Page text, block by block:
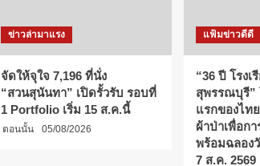
ข่าวล่ามาแรง
จัดให้จุใจ 7,196 ที่นั่ง
“สวนสุนันทา” เปิดรั้วรับ รอบที่
1 Portfolio เริ่ม 15 ส.ค.นี้
ตอนนั้น 05/08/2026
แฟ้มข่าวดีดี
“36 ปี โรง
สุพรรณบุรี”
แรกของไท
ผ้าป่าเพื่อก
พร้อมฉลอง
7 ส.ค. 2569